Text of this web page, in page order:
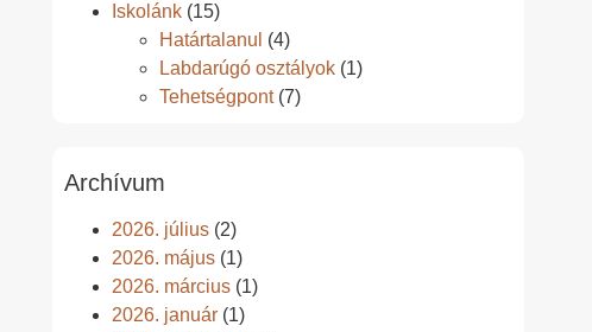
Iskolánk (15)
Határtalanul (4)
Labdarúgó osztályok (1)
Tehetségpont(7)
Archívum
2026. július (2)
2026. május (1)
2026. március (1)
2026. január (1)